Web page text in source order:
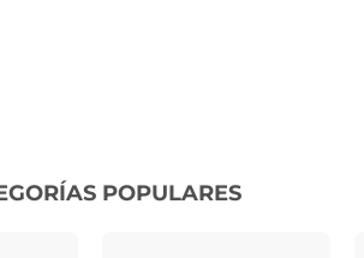
POPULARES